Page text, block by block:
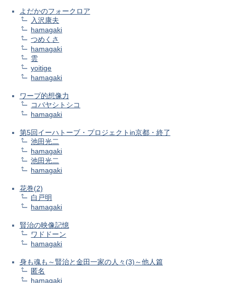
よだかのフォークロア
入沢康夫
hamagaki
つめくさ
hamagaki
雲
yoitige
hamagaki
ワープ的想像力
コバヤシトシコ
hamagaki
第5回イーハトーブ・プロジェクトin京都・終了
池田光二
hamagaki
池田光二
hamagaki
花巻(2)
白戸明
hamagaki
賢治の映像記憶
ワドドーン
hamagaki
身も魂も～賢治と金田一家の人々(3)～他人篇
匿名
hamagaki